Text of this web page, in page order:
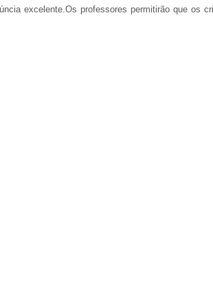
excelente.Os professores permitirão que os